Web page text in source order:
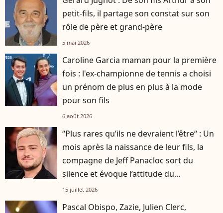
petit-fils, il partage son constat sur son
rôle de père et grand-père
5 mai 2026
Caroline Garcia maman pour la première
fois : l'ex-championne de tennis a choisi
un prénom de plus en plus à la mode
pour son fils
6 août 2026
“Plus rares qu’ils ne devraient l’être“ : Un
mois après la naissance de leur fils, la
compagne de Jeff Panacloc sort du
silence et évoque l’attitude du
ventriloque dans cette aventure
15 juillet 2026
Pascal Obispo, Zazie, Julien Clerc,